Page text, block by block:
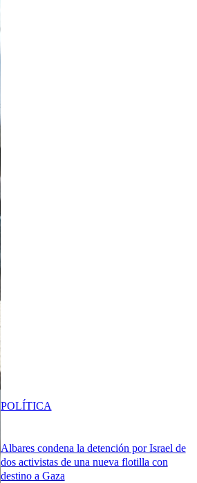
Albares condena la detención por Israel de
dos activistas de una nueva flotilla con
destino a Gaza
POLÍTICA